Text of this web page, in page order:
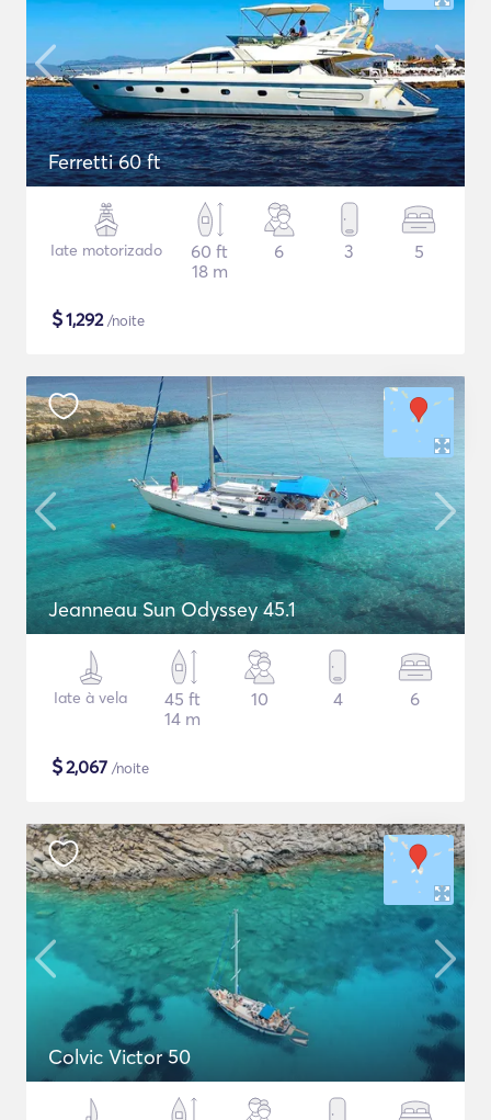
Ferretti 60 ft
Iate motorizado
60 ft
18 m
6 3 5
$1,292/noite
Jeanneau Sun Odyssey 45.1
Iate à vela
45 ft
14 m
10 4 6
$2,067 /noite
Colvic Victor 50